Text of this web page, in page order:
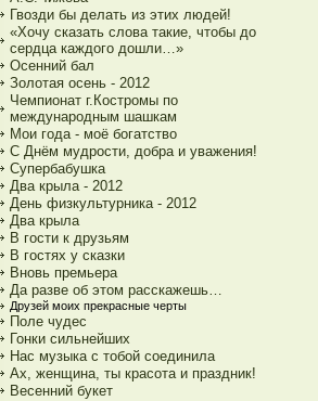
Гвозди бы делать из этих людей!
«Хочу сказать слова такие, чтобы до
сердца каждого дошли…»
Осенний бал
Золотая осень - 2012
Чемпионат г.Костромы по
международным шашкам
Мои года - моё богатство
С Днём мудрости, добра и уважения!
Супербабушка
Два крыла - 2012
День физкультурника - 2012
Два крыла
В гости к друзьям
В гостях у сказки
Вновь премьера
Да разве об этом расскажешь…
Друзей моих прекрасные черты
Поле чудес
Гонки сильнейших
Нас музыка с тобой соединила
Ах, женщина, ты красота и праздник!
Весенний букет